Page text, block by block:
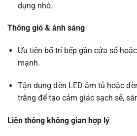
dụng nhỏ.
Thông gió & ánh sáng
Ưu tiên bố trí bếp gần cửa sổ
mạnh.
Tận dụng đèn LED âm tủ hoặc
trắng để tạo cảm giác sạch sẽ,
Liên thông không gian hợp lý